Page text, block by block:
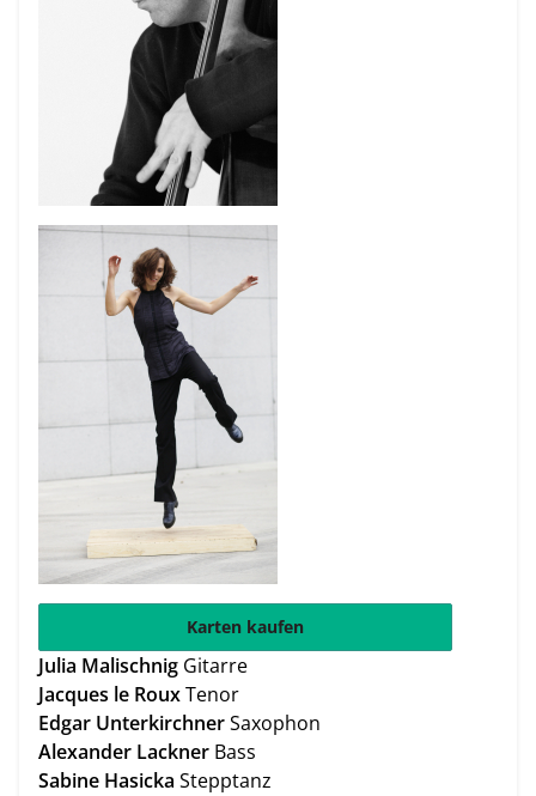
Karten kaufen
Julia Malischnig Gitarre
Jacques le RouxTenor
Edgar UnterkirchnerSaxophon
Alexander Lackner Bass
Sabine Hasicka Stepptanz